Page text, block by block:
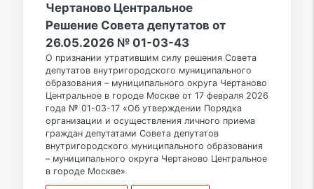
Чертаново Центральное
Решение Совета депутатов от
26.05.2026 № 01-03-43
О признании утратившим силу решения Совета
депутатов внутригородского муниципального
образования – муниципального округа Чертаново
Центральное в городе Москве от 17 февраля 2026
года № 01-03-17 «Об утверждении Порядка
организации и осуществления личного приема
граждан депутатами Совета депутатов
внутригородского муниципального образования
– муниципального округа Чертаново Центральное
в городе Москве»